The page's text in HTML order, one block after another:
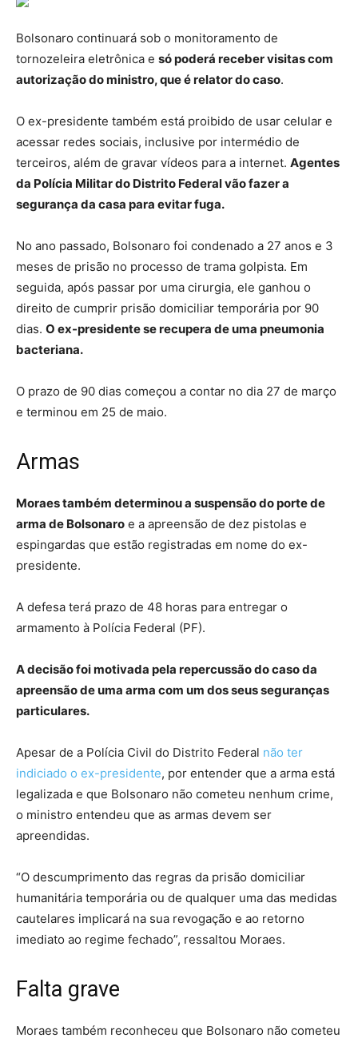
Bolsonaro continuará sob o monitoramento de
tornozeleira eletrônica e só poderá receber visitas com
autorização do ministro, que é relator do caso.
O ex-presidente também está proibido de usar celular e
acessar redes sociais, inclusive por intermédio de
terceiros, além de gravar vídeos para a internet. Agentes
da Polícia Militar do Distrito Federal vão fazer a
segurança da casa para evitar fuga.
No ano passado, Bolsonaro foi condenado a 27 anos e 3
meses de prisão no processo de trama golpista. Em
seguida, após passar por uma cirurgia, ele ganhou o
direito de cumprir prisão domiciliar temporária por 90
dias. O ex-presidente se recupera de uma pneumonia
bacteriana.
O prazo de 90 dias começou a contar no dia 27 de março
e terminou em 25 de maio.
Armas
Moraes também determinou a suspensão do porte de
arma de Bolsonaro e a apreensão de dez pistolas e
espingardas que estão registradas em nome do ex-
presidente.
A defesa terá prazo de 48 horas para entregar o
armamento à Polícia Federal (PF).
A decisão foi motivada pela repercussão do caso da
apreensão de uma arma com um dos seus seguranças
particulares.
Apesar de a Polícia Civil do Distrito Federal não ter
indiciado o ex-presidente, por entender que a arma está
legalizada e que Bolsonaro não cometeu nenhum crime,
o ministro entendeu que as armas devem ser
apreendidas.
“O descumprimento das regras da prisão domiciliar
humanitária temporária ou de qualquer uma das medidas
cautelares implicará na sua revogação e ao retorno
imediato ao regime fechado”, ressaltou Moraes.
Falta grave
Moraes também reconheceu que Bolsonaro não cometeu